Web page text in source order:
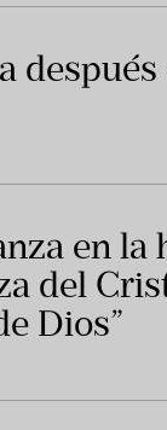
después
en la
del
Dios”